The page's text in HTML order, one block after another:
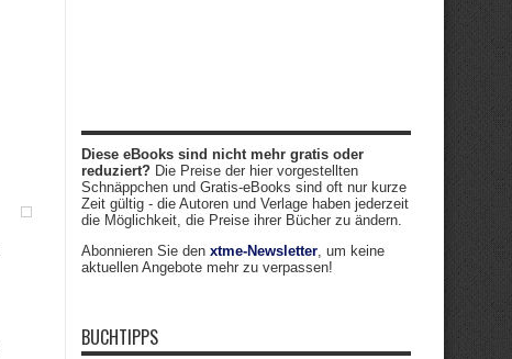
Diese eBooks sind nicht mehr gratis oder
reduziert? Die Preise der hier vorgestellten
Schnäppchen und Gratis-eBooks sind oft nur kurze
Zeit gültig - die Autoren und Verlage haben jederzeit
die Möglichkeit, die Preise ihrer Bücher zu ändern.
Abonnieren Sie den xtme-Newsletter, um keine
aktuellen Angebote mehr zu verpassen!
BUCHTIPPS